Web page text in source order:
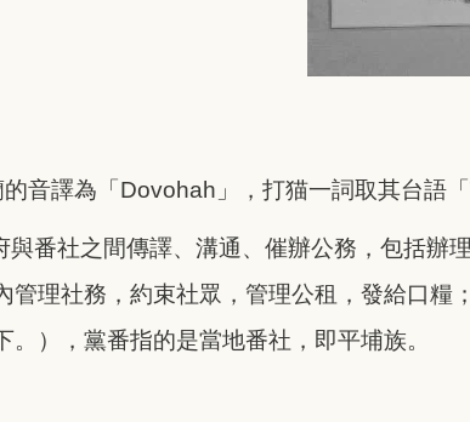
音譯為「Dovohah」，打猫一詞取其台語
番社之間傳譯、溝通、催辦公務，包括辦
理社務，約束社眾，管理公租，發給口糧
），黨番指的是當地番社，即平埔族。